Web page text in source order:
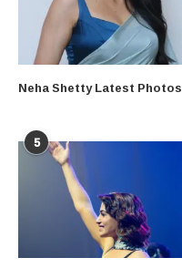
Neha Shetty Latest Photos
5